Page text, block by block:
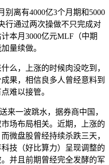
离有4000亿3个月期和5000
行通过两次操做不只完成对
本月3000亿元MLF（中期
量续做。
，上涨的时候肉没吃到，
果，相信良多人曾经意料到
难以接管。
一波跳水，据券商中国，
场布局相关。近期，上涨的
微盘股曾经持续杀跌三天，
技（好比算力）呈现调整的
并且前期曾经完全发酵的军